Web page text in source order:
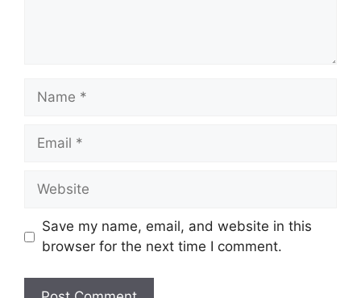
Name
Email
Website
Save my name, email, and website in this
browser for the next time I comment.